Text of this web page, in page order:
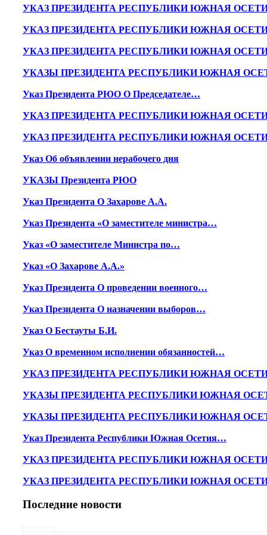
УКАЗ ПРЕЗИДЕНТА РЕСПУБЛИКИ ЮЖНАЯ
УКАЗ ПРЕЗИДЕНТА РЕСПУБЛИКИ ЮЖНАЯ
УКАЗ ПРЕЗИДЕНТА РЕСПУБЛИКИ ЮЖНАЯ
УКАЗЫ ПРЕЗИДЕНТА РЕСПУБЛИКИ ЮЖНАЯ
Указ Президента РЮО О Председателе…
УКАЗ ПРЕЗИДЕНТА РЕСПУБЛИКИ ЮЖНАЯ
УКАЗ ПРЕЗИДЕНТА РЕСПУБЛИКИ ЮЖНАЯ
Указ Об объявлении нерабочего дня
УКАЗЫ Президента РЮО
Указ Президента О Захарове А.А.
Указ Президента «О заместителе министра…
Указ «О заместителе Министра по…
Указ «О Захарове А.А.»
Указ Президента О проведении военного…
Указ Президента О назначении выборов…
Указ О Бестауты Б.И.
Указ О временном исполнении обязанностей…
УКАЗ ПРЕЗИДЕНТА РЕСПУБЛИКИ ЮЖНАЯ
УКАЗЫ ПРЕЗИДЕНТА РЕСПУБЛИКИ ЮЖНАЯ
УКАЗЫ ПРЕЗИДЕНТА РЕСПУБЛИКИ ЮЖНАЯ
Указ Президента Республики Южная Осетия…
УКАЗ ПРЕЗИДЕНТА РЕСПУБЛИКИ ЮЖНАЯ
УКАЗ ПРЕЗИДЕНТА РЕСПУБЛИКИ ЮЖНАЯ
Последние новости